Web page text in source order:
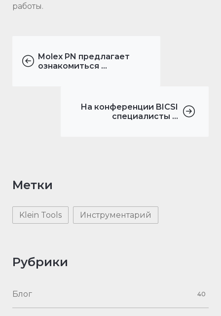
работы.
Molex PN предлагает
ознакомиться ...
На конференции BICSI
специалисты ...
Метки
Klein Tools Инструментарий
Рубрики
Блог 40